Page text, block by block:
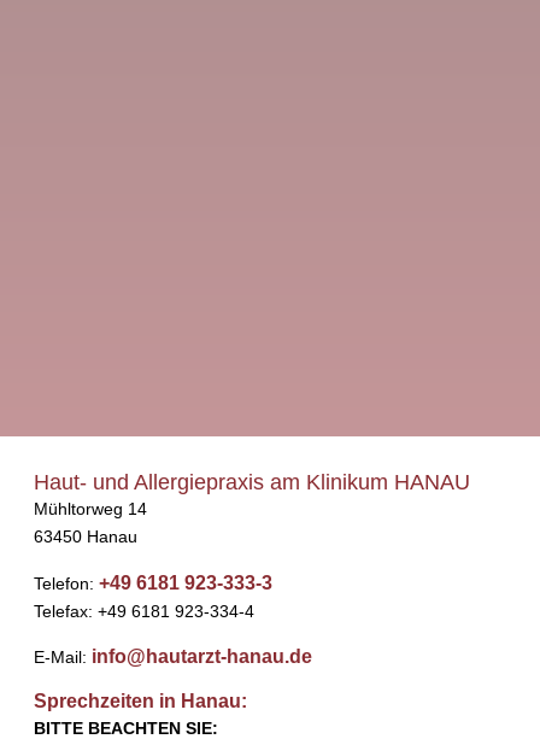
Haut- und Allergiepraxis am Klinikum HANAU
Mühltorweg 14
63450 Hanau
Telefon: +49 6181 923-333-3
Telefax: +49 6181 923-334-4
E-Mail: info@hautarzt-hanau.de
Sprechzeiten in Hanau:
BITTE BEACHTEN SIE: